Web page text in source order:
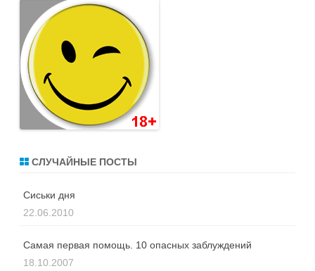
СЛУЧАЙНЫЕ ПОСТЫ
Сиськи дня
22.06.2010
Самая первая помощь. 10 опасных заблуждений
18.10.2007